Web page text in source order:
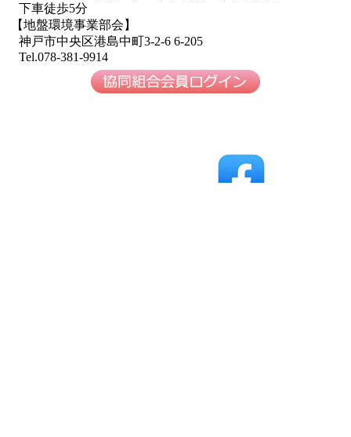
下車徒歩5分
【地盤環境事業部会】
神戸市中央区港島中町3-2-6 6-205
Tel.078-381-9914